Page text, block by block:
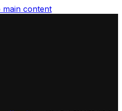
main content